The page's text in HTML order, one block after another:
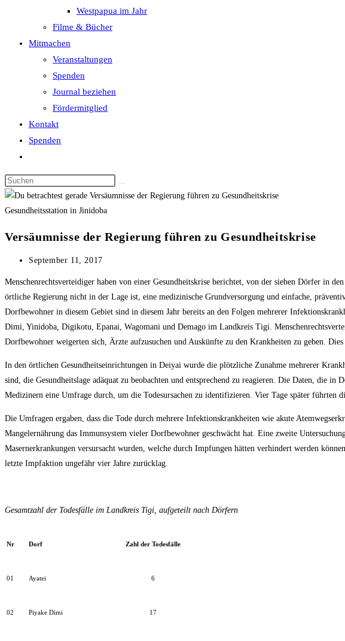
Westpapua im Jahr
Filme & Bücher
Mitmachen
Veranstaltungen
Spenden
Journal beziehen
Fördermitglied
Kontakt
Spenden
umschalten
Diese
Website
durchsuchen
Gesundheitsstation in Jinidoba
Versäumnisse der Regierung führen zu Gesundheitskrise
Beitrag
September 11, 2017
Menschenrechtsverteidiger haben von einer Gesundheitskrise berichtet, von der sieben Dörfer in
örtliche Regierung nicht in der Lage ist, eine medizinische Grundversorgung und einfache,
Dorfbewohner in diesem Gebiet sind in diesem Jahr bereits an den Folgen mehrerer
Dimi, Yinidoba, Digikotu, Epanai, Wagomani und Demago im Landkreis Tigi.
Dorfbewohner weigerten sich, Ärzte aufzusuchen und Auskünfte zu den Krankheiten zu geben.
In den örtlichen Gesundheitseinrichtungen in Deiyai wurde die plötzliche Zunahme mehrerer
sind, die Gesundheitslage adäquat zu beobachten und entsprechend zu reagieren. Die Daten, die
Medizinern eine Umfrage durch, um die Todesursachen zu identifizieren. Vier Tage später
Die Umfragen ergaben, dass die Tode durch mehrere Infektionskrankheiten wie akute
Mangelernährung das Immunsystem vieler Dorfbewohner geschwächt hat. Eine zweite
Masernerkrankungen versursacht wurden, welche durch Impfungen hätten verhindert werden
letzte Impfaktion ungefähr vier Jahre zurücklag.
Gesamtzahl der Todesfälle im Landkreis Tigi, aufgeteilt nach Dörfern
Nr Dorf Zahl der Todesfälle
01 Ayatei 6
02 Piyake Dimi 17